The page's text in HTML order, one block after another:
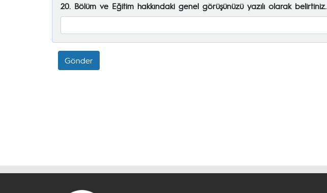
20. Bölüm ve Eğitim hakkındaki genel görüşünüzü yazılı olarak belirtiniz.
Gönder